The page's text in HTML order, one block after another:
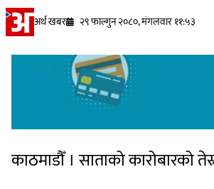
अर्थ खबर २९ फाल्गुन २०८०, मंगलवार ११:५३
काठमाडौँ । साताको